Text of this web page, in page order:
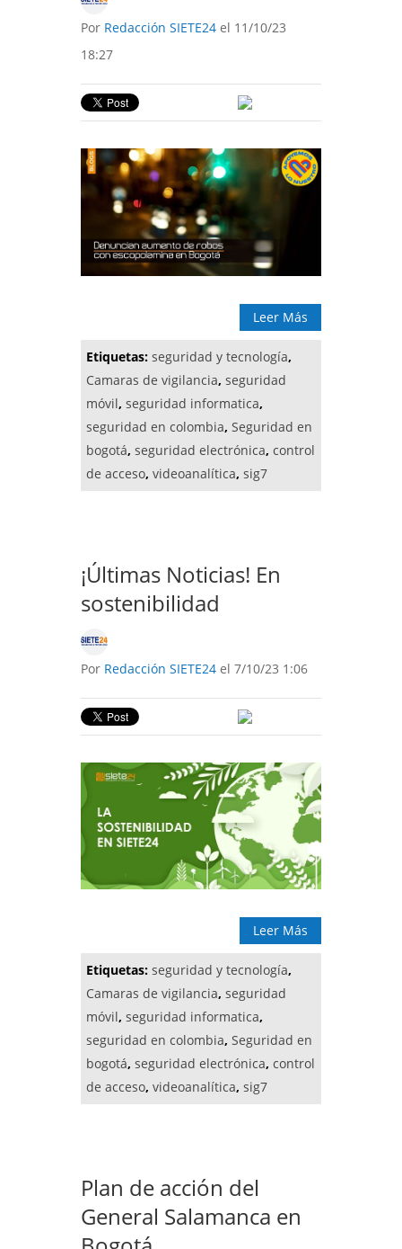
Por Redacción SIETE24 el 11/10/23
18:27
Leer Más
Etiquetas: seguridad y tecnología,
Camaras de vigilancia, seguridad
móvil, seguridad informatica,
seguridad en colombia, Seguridad en
bogotá, seguridad electrónica, control
de acceso, videoanalítica, sig7
¡Últimas Noticias! En
sostenibilidad
Por Redacción SIETE24 el 7/10/23 1:06
Leer Más
Etiquetas: seguridad y tecnología,
Camaras de vigilancia, seguridad
móvil, seguridad informatica,
seguridad en colombia, Seguridad en
bogotá, seguridad electrónica, control
de acceso, videoanalítica, sig7
Plan de acción del
General Salamanca en